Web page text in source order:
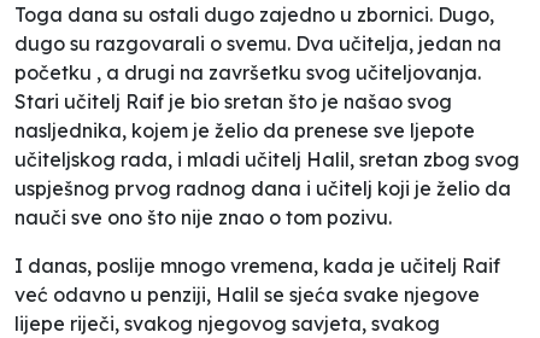
Toga dana su ostali dugo zajedno u zbornici. Dugo,
dugo su razgovarali o svemu. Dva učitelja, jedan na
početku , a drugi na završetku svog učiteljovanja.
Stari učitelj Raif je bio sretan što je našao svog
nasljednika, kojem je želio da prenese sve ljepote
učiteljskog rada, i mladi učitelj Halil, sretan zbog svog
uspješnog prvog radnog dana i učitelj koji je želio da
nauči sve ono što nije znao o tom pozivu.
I danas, poslije mnogo vremena, kada je učitelj Raif
već odavno u penziji, Halil se sjeća svake njegove
lijepe riječi, svakog njegovog savjeta, svakog